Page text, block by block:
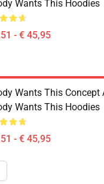
Wants This Hoodies
- € 45,95
Wants This Concept
Wants This Hoodies
- € 45,95